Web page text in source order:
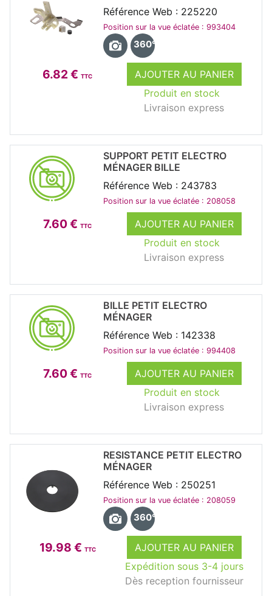
6.82 € TTC
AJOUTER AU PANIER
Produit en stock
Livraison express
Référence Web : 225220
Position sur la vue éclatée : 993404
360°
7.60 € TTC
AJOUTER AU PANIER
Produit en stock
Livraison express
SUPPORT PETIT ELECTRO
MÉNAGER BILLE
Référence Web : 243783
Position sur la vue éclatée : 208058
7.60 € TTC
AJOUTER AU PANIER
Produit en stock
Livraison express
BILLE PETIT ELECTRO
MÉNAGER
Référence Web : 142338
Position sur la vue éclatée : 994408
19.98 € TTC
AJOUTER AU PANIER
Expédition sous 3-4 jours
Dès reception fournisseur
RESISTANCE PETIT ELECTRO
MÉNAGER
Référence Web : 250251
Position sur la vue éclatée : 208059
360°